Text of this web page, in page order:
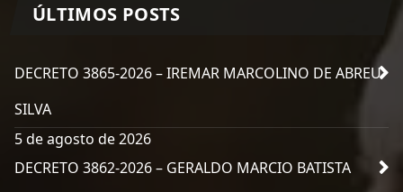
ÚLTIMOS POSTS
DECRETO 3865-2026 – IREMAR MARCOLINO DE ABREU
SILVA
5 de agosto de 2026
DECRETO 3862-2026 – GERALDO MARCIO BATISTA